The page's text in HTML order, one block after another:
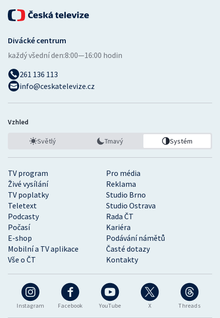
Instagram Facebook YouTube X Threads
TV program
Pro média
Živé vysílání
Reklama
TV poplatky
Studio Brno
Teletext
Studio Ostrava
Podcasty
Rada ČT
Počasí
Kariéra
E-shop
Podávání námětů
Mobilní a TV aplikace
Časté dotazy
Vše o ČT
Kontakty
Divácké centrum
každý všední den:8:00—16:00 hodin
261 136 113
info@ceskatelevize.cz
Vzhled
Světlý Tmavý Systém